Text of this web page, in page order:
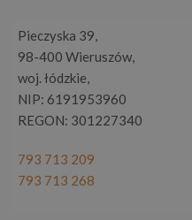
Pieczyska 39,
98-400 Wieruszów,
woj. łódzkie,
NIP: 6191953960
REGON: 301227340
793 713 209
793 713 268